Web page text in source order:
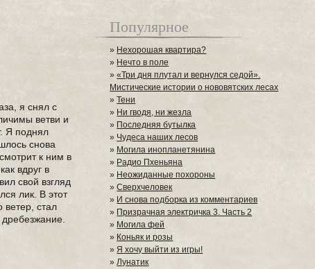
я снял с
ветви и
Я поднял
снова
к ним в
вдруг в
свой взгляд
лик. В этот
ветер, стал
Популярное
» Нехорошая квартира?
» Нечто в поле
»«Три дня плутал и вернулся седой».
Мистические истории о нововятских лесах
»Тени
» Ни гводя, ни жезла
» Последняя бутылка
» Чудеса наших лесов
» Могила инопланетянина
» Радио Пхеньяна
» Неожиданные похороны
»Сверхчеловек
» И снова подборка из комментариев
» Призрачная электричка 3. Часть 2
» Могила фей
» Коньяк и розы
»Я хочу выйти из игры!
»Лунатик